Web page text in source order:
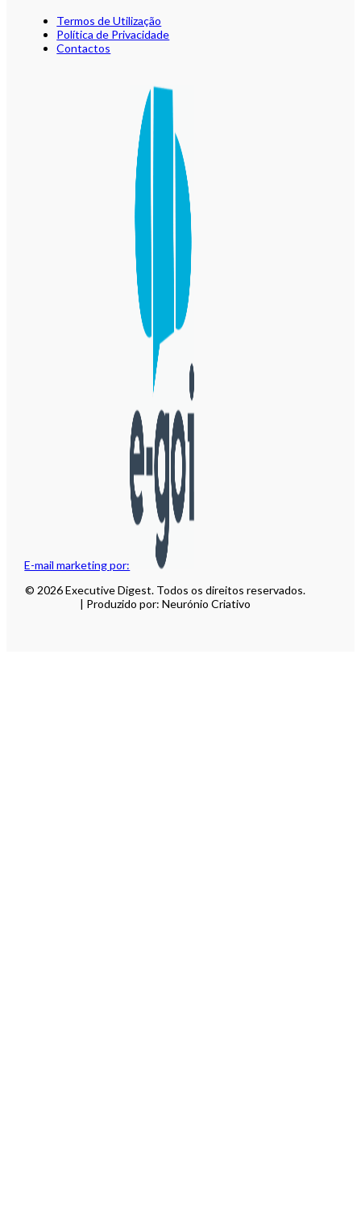
E-mail marketing por:
Termos de Utilização
Política de Privacidade
Contactos
© 2026 Executive Digest. Todos os direitos reservados.
| Produzido por: Neurónio Criativo